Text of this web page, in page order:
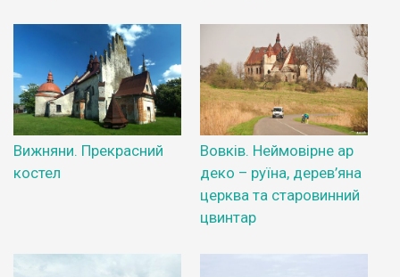
Вижняни. Прекрасний
костел
Вовків. Неймовірне ар
деко – руїна, дерев’яна
церква та старовинний
цвинтар